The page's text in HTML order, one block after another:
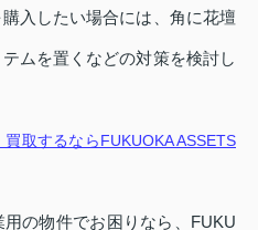
入したい場合には、角に花壇
ムを置くなどの対策を検討し
取するならFUKUOKA ASSETS
の物件でお困りなら、FUKU